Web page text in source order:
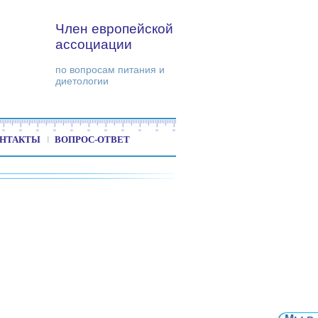
Член европейской
ассоциации
по вопросам питания и
диетологии
ВОПРОС-ОТВЕТ